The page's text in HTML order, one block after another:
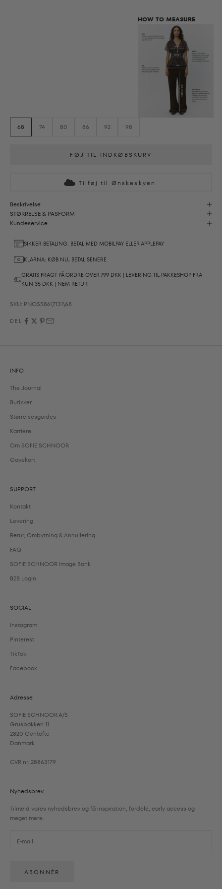
HOW TO MEASURE
68 74 80 86 92 98
FØJ TIL INDKØBSKURV
Tilføj til Ønskeskyen
Beskrivelse
STØRRELSE & PASFORM
Kundeservice
SIKKER BETALING. BETAL MED MOBILPAY ELLER APPLEPAY
KLARNA: KØB NU, BETAL SENERE
GRATIS FRAGT PÅ ORDRE OVER 799 DKK | LEVERING TIL PAKKESHOP FRA
KUN 35 DKK | NEM RETUR
SKU: PNOS586\7131\68
DEL
INFO
The Journal
Butikker
Størrelsesguides
Karriere
Om SOFIE SCHNOOR
Gavekort
SUPPORT
Kontakt
Levering
Retur, Ombytning & Annullering
FAQ
SOFIE SCHNOOR Image Bank
B2B Login
SOCIAL
Instagram
Pinterest
TikTok
Facebook
Adresse
SOFIE SCHNOOR A/S
Grusbakken 11
2820 Gentofte
Danmark
CVR nr. 28863179
Nyhedsbrev
Tilmeld vores nyhedsbrev og få inspiration, fordele, early access og
meget mere.
ABONNÉR